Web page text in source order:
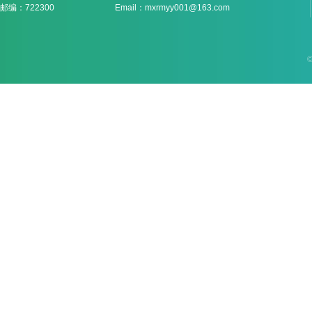
邮编：722300 Email：mxrmyy001@163.com